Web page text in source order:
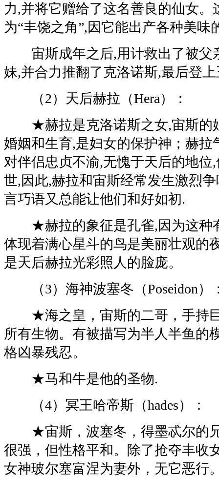
力,并将它赠给了这名善良的仙女。
为“丰饶之角”,因它能出产各种美味
宙斯成年之后,用计救出了被父
妹,并合力推翻了克洛诺斯,最后登
（2）天后赫拉（Hera）：
★赫拉是克洛诺斯之女,宙斯的
婚姻和生育,是妇女的保护神；赫拉
对伴侣忠贞不渝,无愧于天后的地位
世,因此,赫拉和宙斯经常发生激烈
言巧语又总能让他们和好如初.
★赫拉的象征是孔雀,因为这种
体现着满心星斗的鸟是美丽壮观的
是天后赫拉光彩照人的脸庞。
（3）海神波塞冬（Poseidon）
★海之皇，宙斯的二哥，手持巨
所有生物。有被描写为半人半鱼的
格凶暴残忍。
★马和牛是他的圣物.
（4）冥王哈帝斯（hades）：
★宙斯，波塞冬，得墨忒尔的兄
很强，但性格平和。除了抢夺丰收
女神玻尔塞富涅为妻外，无它恶行